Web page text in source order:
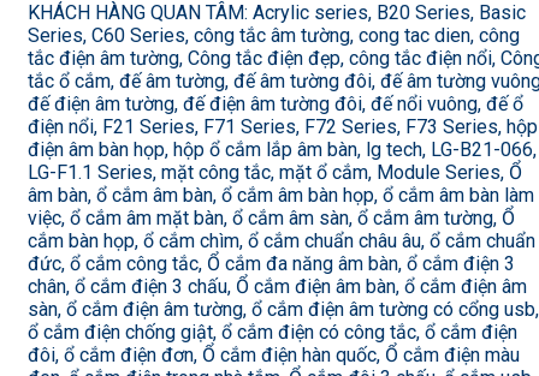
KHÁCH HÀNG QUAN TÂM: Acrylic series, B20 Series, Basic
Series, C60 Series, công tắc âm tường, cong tac dien, công
tắc điện âm tường, Công tắc điện đẹp, công tắc điện nổi,
tắc ổ cắm, đế âm tường, đế âm tường đôi, đế âm tường
đế điện âm tường, đế điện âm tường đôi, đế nổi vuông, đế ổ
điện nổi, F21 Series, F71 Series, F72 Series, F73 Series, hộp
điện âm bàn họp, hộp ổ cắm lắp âm bàn, lg tech, LG-B21-066,
LG-F1.1 Series, mặt công tắc, mặt ổ cắm, Module Series, Ổ
âm bàn, ổ cắm âm bàn, ổ cắm âm bàn họp, ổ cắm âm bàn làm
việc, ổ cắm âm mặt bàn, ổ cắm âm sàn, ổ cắm âm tường, Ổ
cắm bàn họp, ổ cắm chìm, ổ cắm chuẩn châu âu, ổ cắm chuẩn
đức, ổ cắm công tắc, Ổ cắm đa năng âm bàn, ổ cắm điện 3
chân, ổ cắm điện 3 chấu, Ổ cắm điện âm bàn, ổ cắm điện âm
sàn, ổ cắm điện âm tường, ổ cắm điện âm tường có cổng usb,
ổ cắm điện chống giật, ổ cắm điện có công tắc, ổ cắm điện
đôi, ổ cắm điện đơn, Ổ cắm điện hàn quốc, Ổ cắm điện màu